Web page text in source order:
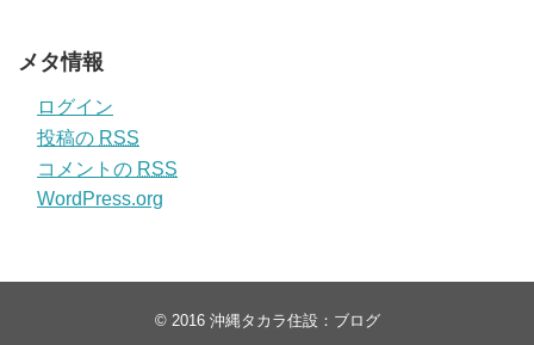
メタ情報
ログイン
投稿の RSS
コメントの RSS
WordPress.org
© 2016 沖縄タカラ住設：ブログ